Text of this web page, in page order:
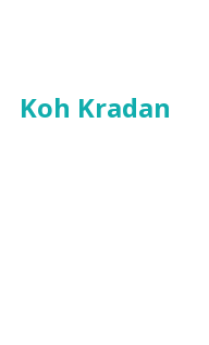
Koh Kradan